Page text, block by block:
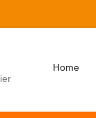
Home